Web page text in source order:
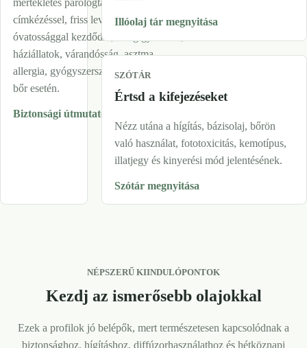
címkézéssel, friss levegővel és extra
óvatossággal kezdődik, főleg gyerekek,
háziállatok, várandósság, asztma,
allergia, gyógyszerszedés vagy érzékeny
bőr esetén.
Biztonsági útmutató olvasása
Illóolaj tár megnyitása
SZÓTÁR
Értsd a kifejezéseket
Nézz utána a hígítás, bázisolaj, bőrön
való használat, fototoxicitás, kemotípus,
illatjegy és kinyerési mód jelentésének.
Szótár megnyitása
NÉPSZERŰ KIINDULÓPONTOK
Kezdj az ismerősebb olajokkal
Ezek a profilok jó belépők, mert természetesen kapcsolódnak a
biztonsághoz, hígításhoz, diffúzorhasználathoz és hétköznapi